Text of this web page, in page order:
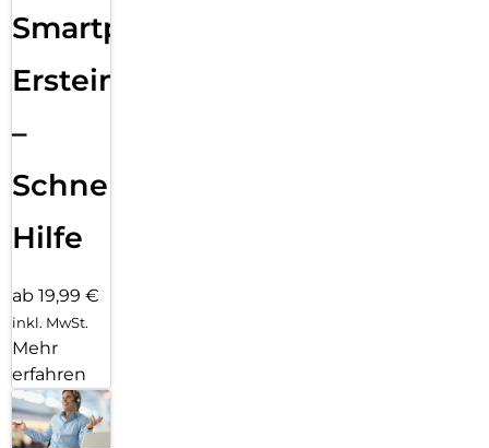
Smartphone
Ersteinrichtung
–
Schnelle
Hilfe
ab 19,99 €
inkl. MwSt.
Mehr
erfahren